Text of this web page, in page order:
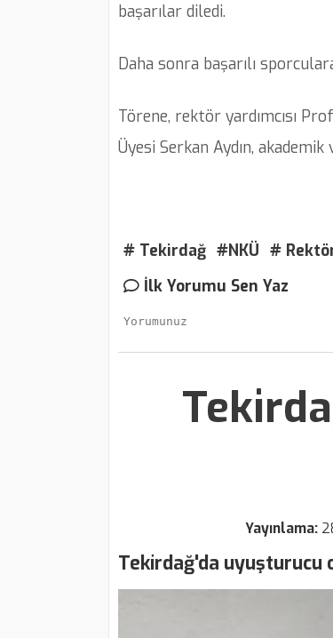
başarılar diledi.
Daha sonra başarılı
Törene, rektör yardımcısı
Üyesi Serkan Aydın,
# Tekirdağ #NKÜ #
İlk Yorumu Sen Yaz
Yayınlama:
Tekirdağ'da uyuşturucu